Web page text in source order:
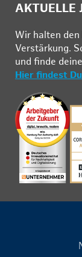
AKTUELLE
Wir hal­ten den
Ver­stär­kung.
und fin­de
Hier findest